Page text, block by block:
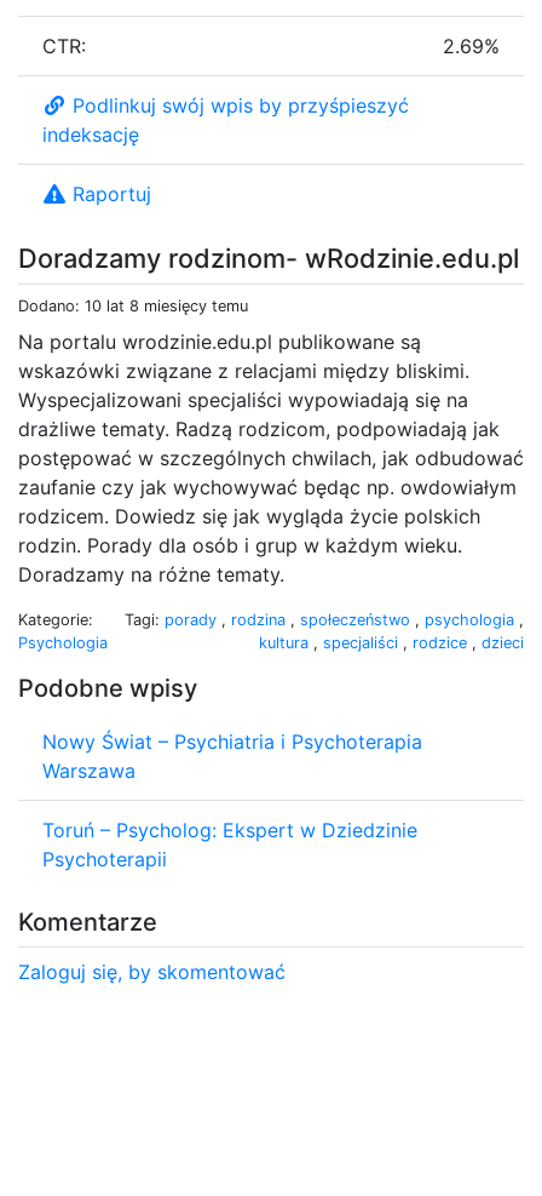
Doradzamy rodzinom- wRodzinie.edu.pl
Dodano: 10 lat 8 miesięcy temu
Na portalu wrodzinie.edu.pl publikowane są
wskazówki związane z relacjami między bliskimi.
Wyspecjalizowani specjaliści wypowiadają się na
drażliwe tematy. Radzą rodzicom, podpowiadają jak
postępować w szczególnych chwilach, jak odbudować
zaufanie czy jak wychowywać będąc np. owdowiałym
rodzicem. Dowiedz się jak wygląda życie polskich
rodzin. Porady dla osób i grup w każdym wieku.
Doradzamy na różne tematy.
Kategorie:
Psychologia
Tagi: porady , rodzina , społeczeństwo , psychologia ,
kultura , specjaliści , rodzice , dzieci
Podobne wpisy
Nowy Świat – Psychiatria i Psychoterapia
Warszawa
Toruń – Psycholog: Ekspert w Dziedzinie
Psychoterapii
Komentarze
Zaloguj się, by skomentować
CTR: 2.69%
Podlinkuj swój wpis by przyśpieszyć
indeksację
Raportuj